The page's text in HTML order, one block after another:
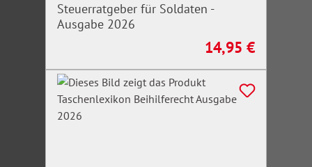
Steuerratgeber für Soldaten -
Ausgabe 2026
Regulärer Preis:
14,95 €